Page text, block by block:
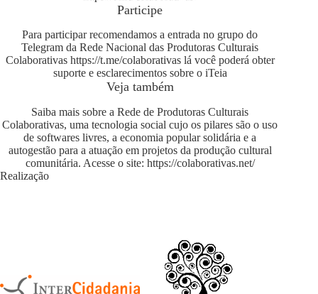
Participe
Para participar recomendamos a entrada no grupo do
Telegram da Rede Nacional das Produtoras Culturais
Colaborativas https://t.me/colaborativaslá você poderá obter
suporte e esclarecimentos sobre o iTeia
Veja também
Saiba mais sobre a Rede de Produtoras Culturais
Colaborativas, uma tecnologia social cujo os pilares são o uso
de softwares livres, a economia popular solidária e a
autogestão para a atuação em projetos da produção cultural
comunitária. Acesse o site: https://colaborativas.net/
Realização